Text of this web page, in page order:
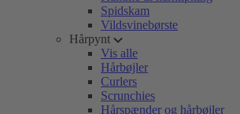
Spidskam
Vildsvinebørste
Hårpynt
Vis alle
Hårbøjler
Curlers
Scrunchies
Hårspænder og hårbøjler